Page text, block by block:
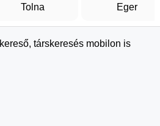
Tolna
Eger
társkeresés mobilon is